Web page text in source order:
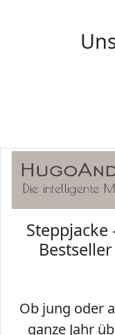
Steppjacke
Ob jung oder
ganze Jahr